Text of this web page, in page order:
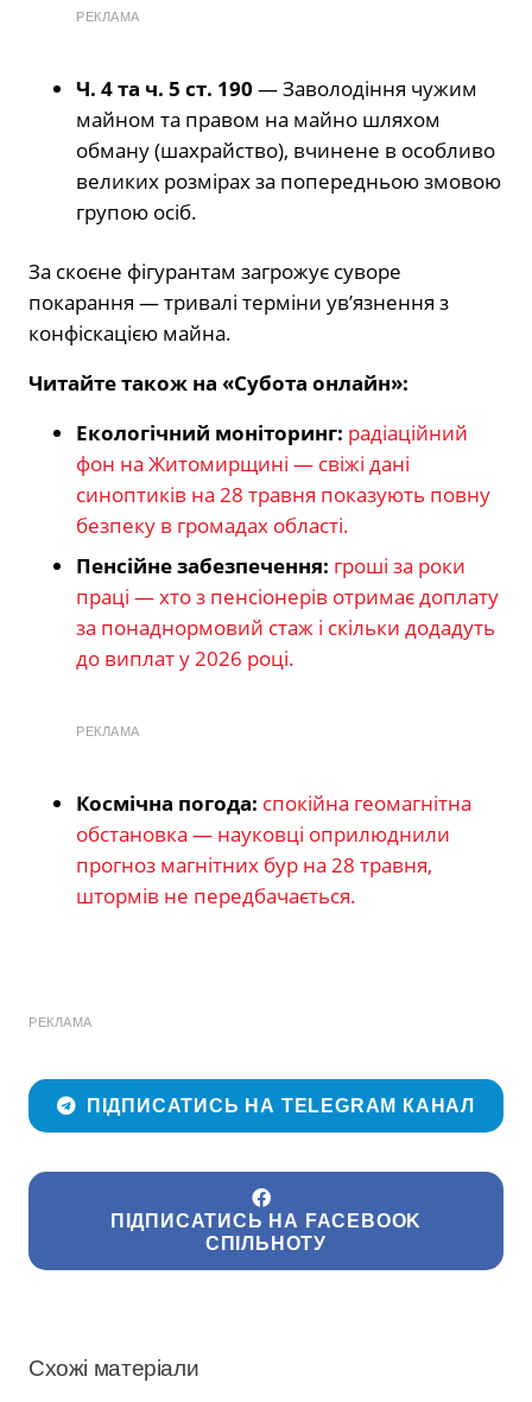
РЕКЛАМА
Ч. 4 та ч. 5 ст. 190 — Заволодіння чужим
майном та правом на майно шляхом
обману (шахрайство), вчинене в особливо
великих розмірах за попередньою змовою
групою осіб.
За скоєне фігурантам загрожує суворе
покарання — тривалі терміни ув’язнення з
конфіскацією майна.
Читайте також на «Субота онлайн»:
Екологічний моніторинг: радіаційний
фон на Житомирщині — свіжі дані
синоптиків на 28 травня показують повну
безпеку в громадах області.
Пенсійне забезпечення: гроші за роки
праці — хто з пенсіонерів отримає доплату
за понаднормовий стаж і скільки додадуть
до виплат у 2026 році.
РЕКЛАМА
Космічна погода: спокійна геомагнітна
обстановка — науковці оприлюднили
прогноз магнітних бур на 28 травня,
штормів не передбачається.
РЕКЛАМА
ПІДПИСАТИСЬ НА TELEGRAM КАНАЛ
ПІДПИСАТИСЬ НА FACEBOOK
СПІЛЬНОТУ
Схожі матеріали